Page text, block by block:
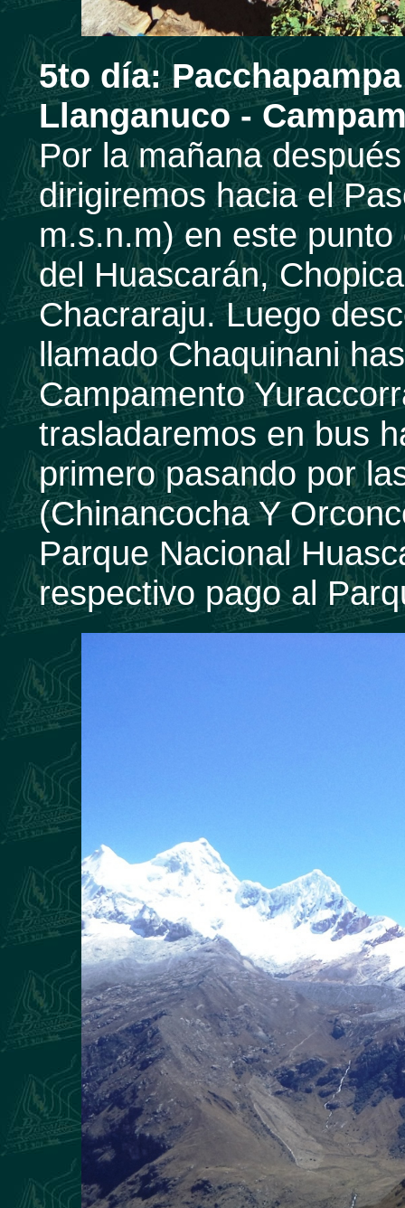
5to día:
Llanganuco -
Por la mañana
dirigiremos hacia el
m.s.n.m) en este
del Huascarán,
Chacraraju. Luego
llamado Chaquinani
Campamento
trasladaremos en bus
primero pasando por
(Chinancocha Y
Parque Nacional
respectivo pago al